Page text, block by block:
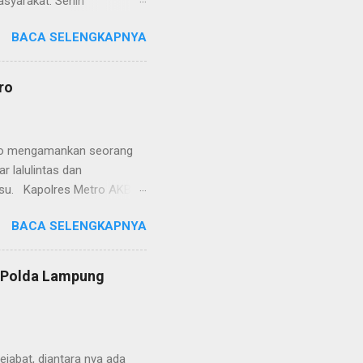
Kapolres Metro AKBP
memberikan
baik informasi
ketika telah
BACA SELENGKAPNYA
mengamankan seorang
lalulintas dan
Kapolres Metro AKBP
Taqwa, Jalan AH
Polres Metro
tepatnya di TL Taqwa
bongkar muat tepung
BACA SELENGKAPNYA
Lampung
diantara nya ada